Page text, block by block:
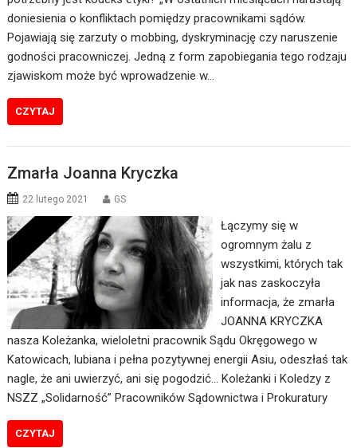
doniesienia o konfliktach pomiędzy pracownikami sądów.
Pojawiają się zarzuty o mobbing, dyskryminację czy naruszenie
godności pracowniczej. Jedną z form zapobiegania tego rodzaju
zjawiskom może być wprowadzenie w…
CZYTAJ
Zmarła Joanna Kryczka
22 lutego 2021 GS
Łączymy się w
ogromnym żalu z
wszystkimi, których tak
jak nas zaskoczyła
informacja, że zmarła
JOANNA KRYCZKA
nasza Koleżanka, wieloletni pracownik Sądu Okręgowego w
Katowicach, lubiana i pełna pozytywnej energii Asiu, odeszłaś tak
nagle, że ani uwierzyć, ani się pogodzić… Koleżanki i Koledzy z
NSZZ „Solidarność” Pracowników Sądownictwa i Prokuratury
CZYTAJ